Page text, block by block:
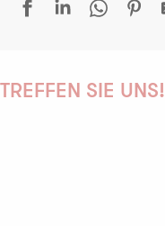
SK1 rap solo
Duo & Concerto -
TREFFEN SIE UNS!